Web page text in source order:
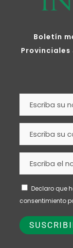
Boletín
Provinciales
Declaro que
consentimiento